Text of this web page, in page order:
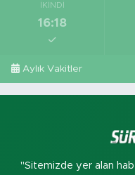
İKINDI
16:18
Aylık Vakitler
"Sitemizde yer alan